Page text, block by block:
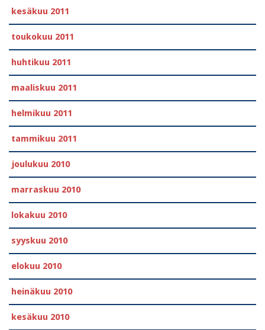
kesäkuu 2011
toukokuu 2011
huhtikuu 2011
maaliskuu 2011
helmikuu 2011
tammikuu 2011
joulukuu 2010
marraskuu 2010
lokakuu 2010
syyskuu 2010
elokuu 2010
heinäkuu 2010
kesäkuu 2010